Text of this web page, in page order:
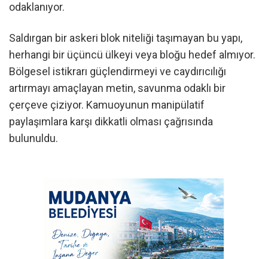
odaklanıyor.
Saldırgan bir askeri blok niteliği taşımayan bu yapı,
herhangi bir üçüncü ülkeyi veya bloğu hedef almıyor.
Bölgesel istikrarı güçlendirmeyi ve caydırıcılığı
artırmayı amaçlayan metin, savunma odaklı bir
çerçeve çiziyor. Kamuoyunun manipülatif
paylaşımlara karşı dikkatli olması çağrısında
bulunuldu.